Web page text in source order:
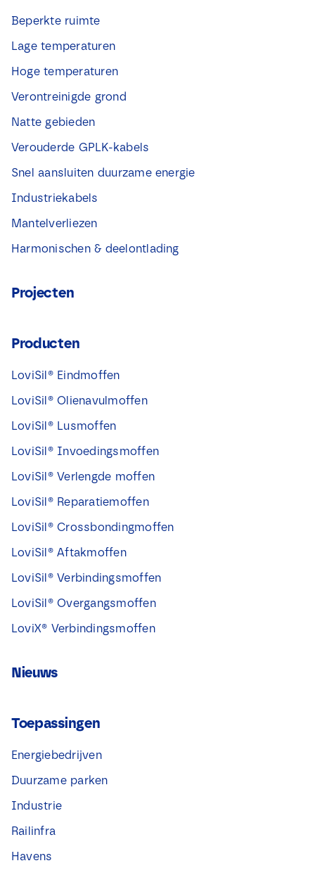
Beperkte ruimte
Lage temperaturen
Hoge temperaturen
Verontreinigde grond
Natte gebieden
Verouderde GPLK-kabels
Snel aansluiten duurzame energie
Industriekabels
Mantelverliezen
Harmonischen & deelontlading
Projecten
Producten
LoviSil® Eindmoffen
LoviSil® Olienavulmoffen
LoviSil® Lusmoffen
LoviSil® Invoedingsmoffen
LoviSil® Verlengde moffen
LoviSil® Reparatiemoffen
LoviSil® Crossbondingmoffen
LoviSil® Aftakmoffen
LoviSil® Verbindingsmoffen
LoviSil® Overgangsmoffen
LoviX® Verbindingsmoffen
Nieuws
Toepassingen
Energiebedrijven
Duurzame parken
Industrie
Railinfra
Havens